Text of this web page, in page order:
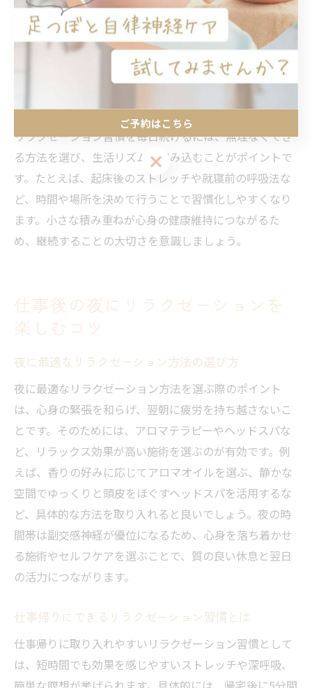
きかけるためです。例えば、深呼吸とともに肩や背中を
伸ばすストレッチを行うと、全身がほぐれリラックス効
果が高まります。短時間でも継続することで、心身の調
毎日続けたいリラクゼーション習慣の作り方
リラクゼーション習慣を毎日続けるには、無理なくでき
る方法を選び、生活リズムに組み込むことがポイントで
す。たとえば、起床後のストレッチや就寝前の呼吸法な
ど、時間や場所を決めて行うことで習慣化しやすくなり
ます。小さな積み重ねが心身の健康維持につながるた
め、継続することの大切さを意識しましょう。
仕事後の夜にリラクゼーションを
楽しむコツ
夜に最適なリラクゼーション方法の選び方
夜に最適なリラクゼーション方法を選ぶ際のポイント
は、心身の緊張を和らげ、翌朝に疲労を持ち越さないこ
とです。そのためには、アロマテラピーやヘッドスパな
ど、リラックス効果が高い施術を選ぶのが有効です。例
えば、香りの好みに応じてアロマオイルを選ぶ、静かな
空間でゆっくりと頭皮をほぐすヘッドスパを活用するな
ど、具体的な方法を取り入れると良いでしょう。夜の時
間帯は副交感神経が優位になるため、心身を落ち着かせ
る施術やセルフケアを選ぶことで、質の良い休息と翌日
の活力につながります。
仕事帰りにできるリラクゼーション習慣とは
仕事帰りに取り入れやすいリラクゼーション習慣として
は、短時間でも効果を感じやすいストレッチや深呼吸、
ご予約はこちら
ご予約はこちら